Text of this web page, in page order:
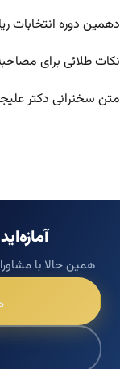
دهمین دوره انتخابات
نکات طلائی برای
متن سخنرانی دکتر
همین حالا با